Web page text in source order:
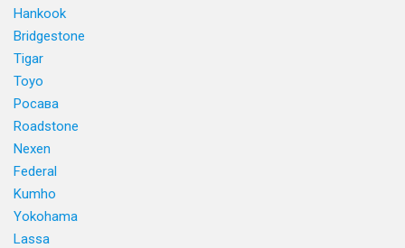
Hankook
Bridgestone
Tigar
Toyo
Росава
Roadstone
Nexen
Federal
Kumho
Yokohama
Lassa